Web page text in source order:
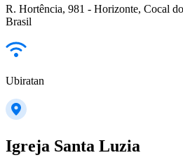
R. Hortência, 981 - Horizonte, Cocal
Brasil
Ubiratan
Igreja Santa Luzia